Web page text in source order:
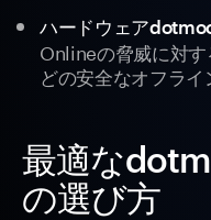
ハードウェア
Onlineの脅威に対
どの安全なオフライ
最適な
の選び方